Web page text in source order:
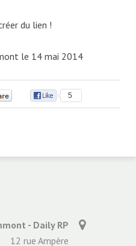
du lien !
le 14 mai 2014
5
- Daily RP
12 rue Ampère